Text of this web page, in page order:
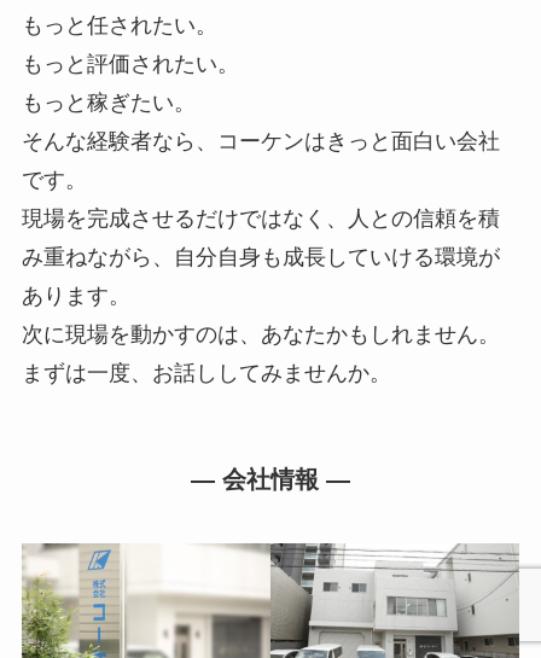
もっと任されたい。
もっと評価されたい。
もっと稼ぎたい。
そんな経験者なら、コーケンはきっと面白い会社
です。
現場を完成させるだけではなく、人との信頼を積
み重ねながら、自分自身も成長していける環境が
あります。
次に現場を動かすのは、あなたかもしれません。
まずは一度、お話ししてみませんか。
― 会社情報 ―